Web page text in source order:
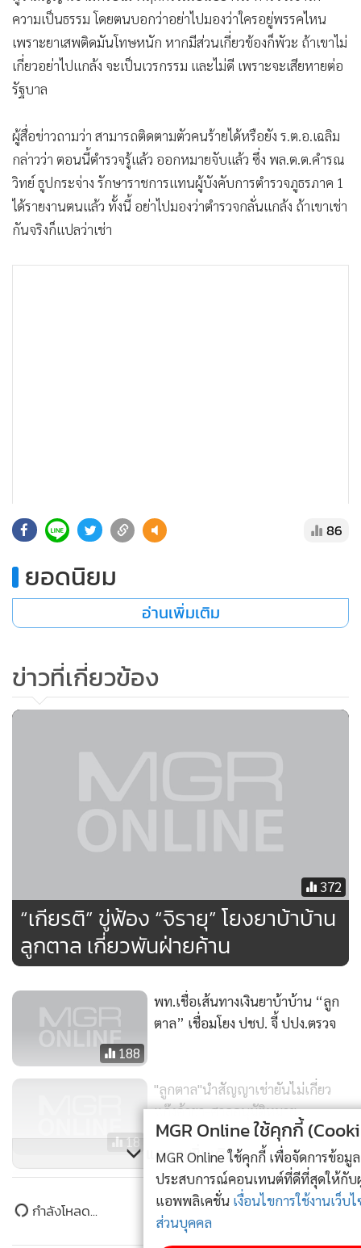
ความเป็นธรรม โดยตนบอกว่าอย่าไปมองว่าใครอยู่พรรคไหน
เพราะยาเสพติดมันโทษหนัก หากมีส่วนเกี่ยวข้องก็พัวะ ถ้าเขาไม่
เกี่ยวอย่าไปแกล้ง จะเป็นเวรกรรม และไม่ดี เพราะจะเสียหายต่อ
รัฐบาล
ผู้สื่อข่าวถามว่า สามารถติดตามตัวคนร้ายได้หรือยัง ร.ต.อ.เฉลิม
กล่าวว่า ตอนนี้ตำรวจรู้แล้ว ออกหมายจับแล้ว ซึ่ง พล.ต.ต.คำรณ
วิทย์ ธูปกระจ่าง รักษาราชการแทนผู้บังคับการตำรวจภูธรภาค 1
ได้รายงานตนแล้ว ทั้งนี้ อย่าไปมองว่าตำรวจกลั่นแกล้ง ถ้าเขาเช่า
กันจริงก็แปลว่าเช่า
เมื่อถามว่า แนวโน้มกรณีแยกผู้ต้องขังในคดียาเสพติดมีมากแค่
ไหน ร.ต.อ.เฉลิมกล่าวว่า การแก้ไขปัญหา หากเราไม่มีการพัฒนา
ก็เหมือนพายเรือในอ่าง แก้ไม่จบสิ้น จนกระทั่งคนไปคิดว่า
เป็นวาระแห่งชาติแล้ว วาระแห่งภูมิภาค เราต้องแสดงความวิตก
กังวลให้ชาวโลกได้รู้ว่าปัญหามันเกิดจากที่อื่น แล้วบ้านเรามา
ทุกข์ทรมานมานาน อย่างประเทศเดนมาร์ก เขาแยกคุกยาเสพ
ยกฯ ทราบก่อน ของบประมาณตรงไหน ส่วนสถานที่นั้นกรม
ราชทัณฑ์มีเยอะ
86
ยอดนิยม
อ่านเพิ่มเติม
ข่าวที่เกี่ยวข้อง
372
“เกียรติ” ขู่ฟ้อง “จิรายุ” โยงยาบ้าบ้าน
ลูกตาล เกี่ยวพันฝ่ายค้าน
188
พท.เชื่อเส้นทางเงินยาบ้าบ้าน “ลูก
ตาล” เชื่อมโยง ปชป. จี้ ปปง.ตรวจ
18
"ลูกตาล"นำสัญญาเช่ายันไม่เกี่ยว
แก๊งค้ายา-ศาลอนุมัติหมาย
จับ"นิพนธ์"
“โดโด้” ปลื้มออกพ็อกเก็ตบุ๊กธรรมะ
บอกเล่มแรกยังไม่วางแผงมีคนจอง
เล่ม 2 รอแล้ว
แสดงเพิ่มเติม
ข่าวในหมวดล่าสุด
MGR Online ใช้คุกกี้ (Cookies)
MGR Online ใช้คุกกี้ เพื่อจัดการข้อมูลส่วนบุคคลเพื่อนำเสนอ
ประสบการณ์คอนเทนต์ที่ดีที่สุดให้กับผู้อ่านบนเว็บไซต์ และ
แอพพลิเคชั่น
เงื่อนไขการใช้งานเว็บไซต์ และนโยบายสิทธิ
ส่วนบุคคล